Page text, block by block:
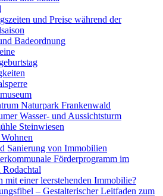
und Preise während der
Badeordnung
Naturpark Frankenwald
Wasser- und Aussichtsturm
Steinwiesen
Sanierung von Immobilien
Förderprogramm im
Rodachtal
mit einer leerstehenden Immobilie?
– Gestalterischer Leitfaden zum